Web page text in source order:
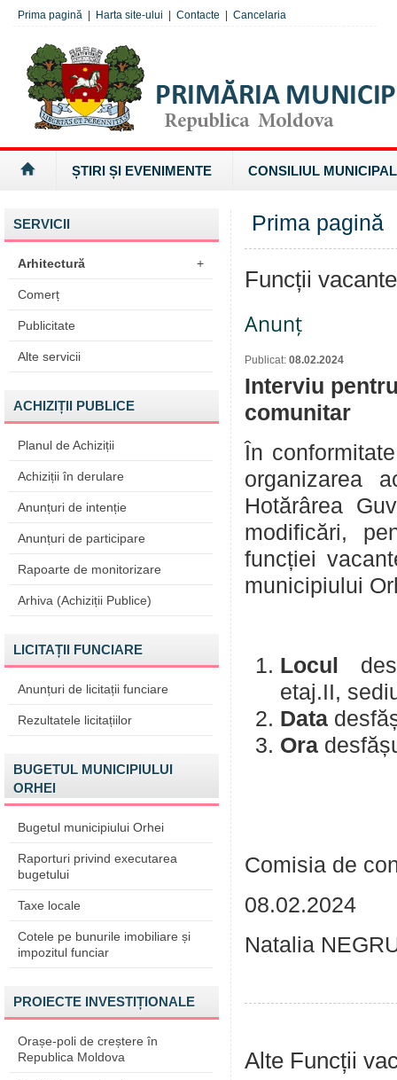
Prima pagină Harta site-ului Contacte Cancelaria
ȘTIRI ȘI EVENIMENTE CONSILIUL MUNICIPAL
SERVICII
Arhitectură +
Comerț
Publicitate
Alte servicii
ACHIZIȚII PUBLICE
Planul de Achiziții
Achiziții în derulare
Anunțuri de intenție
Anunțuri de participare
Rapoarte de monitorizare
Arhiva (Achiziții Publice)
LICITAȚII FUNCIARE
Anunțuri de licitații funciare
Rezultatele licitațiilor
BUGETUL MUNICIPIULUI
ORHEI
Bugetul municipiului Orhei
Raporturi privind executarea
bugetului
Taxe locale
Cotele pe bunurile imobiliare și
impozitul funciar
PROIECTE INVESTIȚIONALE
Orașe-poli de creștere în
Republica Moldova
Prima pagină
Funcții
Anunț
Publicat: 08.02.2024
Interviu
comunitar
În
organizarea
Hotărârea
modificări,
funcției
municipiului
Locul
etaj.II,
Data
Ora
Comisia de
08.02.2024
Natalia
Alte Funcții